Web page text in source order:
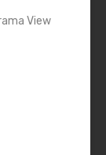
View